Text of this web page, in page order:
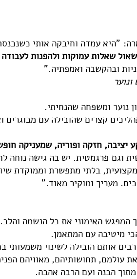
"היא עמדה וחיבקה אותי
שאלות עמוקות ולהפנות
ובהקשבה ואמפתיה."
נוער ומשפחה שהנחיתי.
קצרים שהובילה עם מבוגרים
יציבה, חזקה ופוריה, שמעניקה
פרגמטית. יש בה גישה נוחה
בלתי מתפשרת וממוקדת
מעריך ומוקיר מאוד."
האימוני את כל הנשמה
מיטיבה עם המתאמן.
אותם הובילה לשינוי משמעותי
את עולמם, תחושותיהם, מאוויהם
הבנה ועם הרבה אהבה.